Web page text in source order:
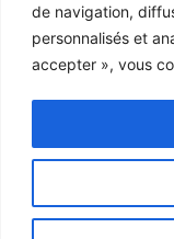
de navigation,
personnalisés et
accepter », vous
E-mail :
E-mail :
Nous écrire